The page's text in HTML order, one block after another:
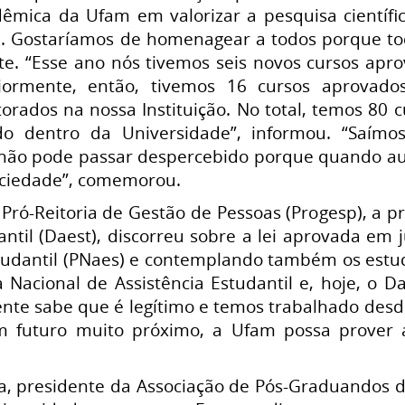
da Ufam em valorizar a pesquisa
de homenagear a todos porque
“Esse ano nós tivemos seis novos cursos
então, tivemos 16 cursos
na nossa Instituição. No total, temos 80
dentro da Universidade”, informou.
pode passar despercebido porque quando
comemorou.
Reitoria de Gestão de Pessoas (Progesp), a
(Daest), discorreu sobre a lei aprovada
(PNaes) e contemplando também os
de Assistência Estudantil e, hoje, o
sabe que é legítimo e temos trabalhado
futuro muito próximo, a Ufam possa prover
presidente da Associação de Pós-